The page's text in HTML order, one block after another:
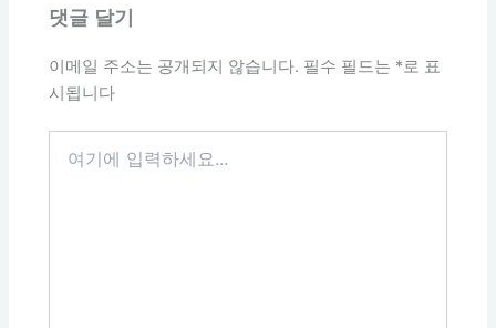
댓글 달기
이메일 주소는 공개되지 않습니다. 필수 필드는 *로 표
시됩니다